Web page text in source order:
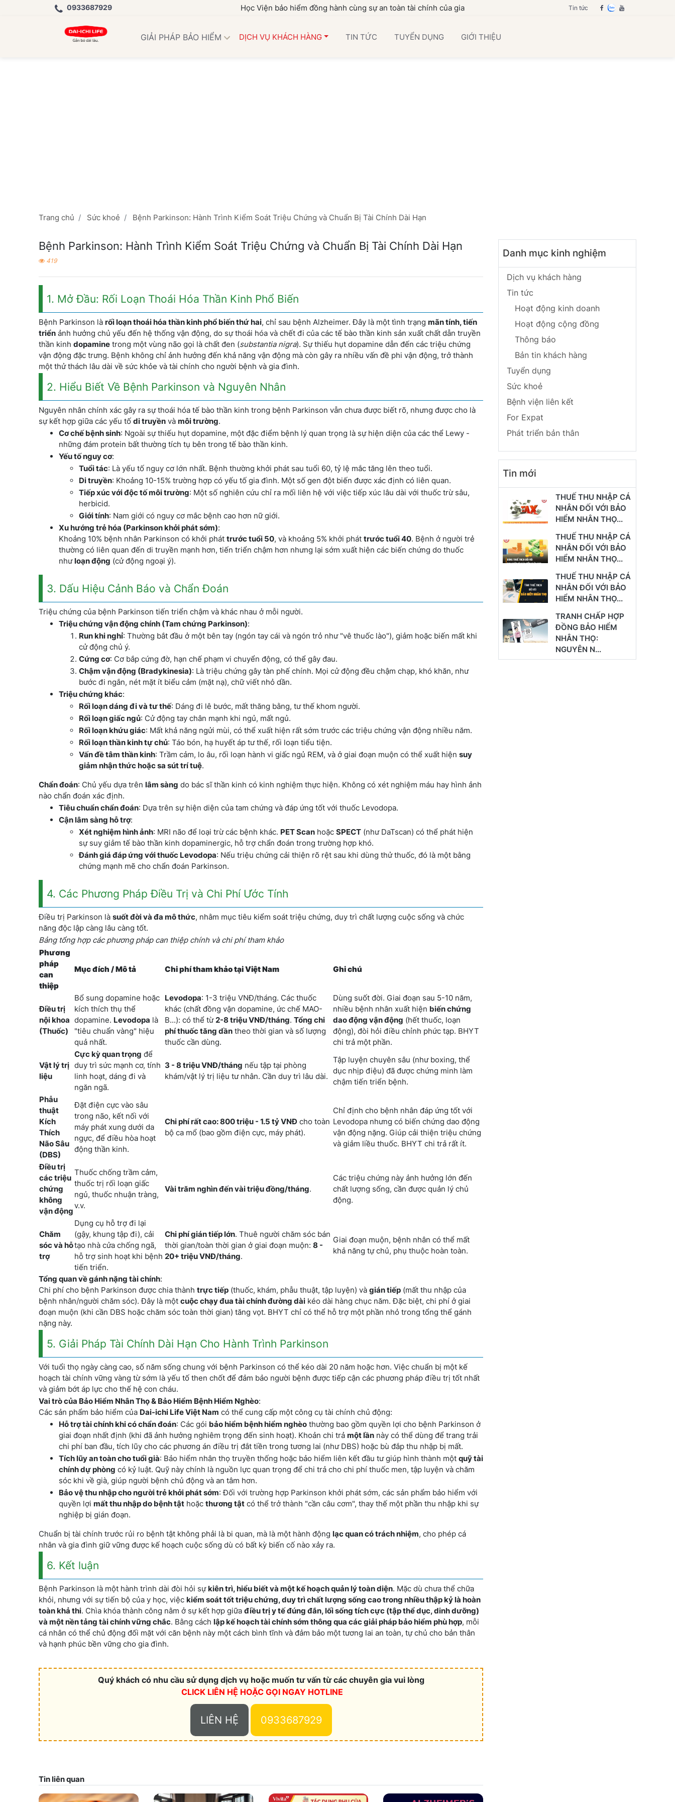
0933687929 Học Viện bảo hiểm đồng hành cùng sự an toàn tài chính của gia đình bạn Tin tức
GIẢI PHÁP BẢO HIỂM DỊCH VỤ KHÁCH HÀNG TIN TỨC TUYỂN DỤNG GIỚI THIỆU
Trang chủ Sức khoẻ Bệnh Parkinson: Hành Trình Kiểm Soát Triệu Chứng và Chuẩn Bị Tài Chính Dài Hạn
Bệnh Parkinson: Hành Trình Kiểm Soát Triệu Chứng và Chuẩn Bị Tài Chính Dài Hạn
419
1. Mở Đầu: Rối Loạn Thoái Hóa Thần Kinh Phổ Biến
Bệnh Parkinson là rối loạn thoái hóa thần kinh phổ biến thứ hai, chỉ sau bệnh Alzheimer. Đây là một tình trạng mãn tính, tiến
triển ảnh hưởng chủ yếu đến hệ thống vận động, do sự thoái hóa và chết đi của các tế bào thần kinh sản xuất chất dẫn truyền
thần kinh dopamine trong một vùng não gọi là chất đen (substantia nigra). Sự thiếu hụt dopamine dẫn đến các triệu chứng
vận động đặc trưng. Bệnh không chỉ ảnh hưởng đến khả năng vận động mà còn gây ra nhiều vấn đề phi vận động, trở thành
một thử thách lâu dài về sức khỏe và tài chính cho người bệnh và gia đình.
2. Hiểu Biết Về Bệnh Parkinson và Nguyên Nhân
Nguyên nhân chính xác gây ra sự thoái hóa tế bào thần kinh trong bệnh Parkinson vẫn chưa được biết rõ, nhưng được cho là
sự kết hợp giữa các yếu tố di truyền và môi trường.
Cơ chế bệnh sinh: Ngoài sự thiếu hụt dopamine, một đặc điểm bệnh lý quan trọng là sự hiện diện của các thể Lewy -
những đám protein bất thường tích tụ bên trong tế bào thần kinh.
Yếu tố nguy cơ:
Tuổi tác: Là yếu tố nguy cơ lớn nhất. Bệnh thường khởi phát sau tuổi 60, tỷ lệ mắc tăng lên theo tuổi.
Di truyền: Khoảng 10-15% trường hợp có yếu tố gia đình. Một số gen đột biến được xác định có liên quan.
Tiếp xúc với độc tố môi trường: Một số nghiên cứu chỉ ra mối liên hệ với việc tiếp xúc lâu dài với thuốc trừ sâu,
herbicid.
Giới tính: Nam giới có nguy cơ mắc bệnh cao hơn nữ giới.
Xu hướng trẻ hóa (Parkinson khởi phát sớm):
Khoảng 10% bệnh nhân Parkinson có khởi phát trước tuổi 50, và khoảng 5% khởi phát trước tuổi 40. Bệnh ở người trẻ
thường có liên quan đến di truyền mạnh hơn, tiến triển chậm hơn nhưng lại sớm xuất hiện các biến chứng do thuốc
như loạn động (cử động ngoại ý).
3. Dấu Hiệu Cảnh Báo và Chẩn Đoán
Triệu chứng của bệnh Parkinson tiến triển chậm và khác nhau ở mỗi người.
Triệu chứng vận động chính (Tam chứng Parkinson):
Run khi nghỉ: Thường bắt đầu ở một bên tay (ngón tay cái và ngón trỏ như "vê thuốc lào"), giảm hoặc biến mất khi
cử động chủ ý.
Cứng cơ: Cơ bắp cứng đờ, hạn chế phạm vi chuyển động, có thể gây đau.
Chậm vận động (Bradykinesia): Là triệu chứng gây tàn phế chính. Mọi cử động đều chậm chạp, khó khăn, như
bước đi ngắn, nét mặt ít biểu cảm (mặt nạ), chữ viết nhỏ dần.
Triệu chứng khác:
Rối loạn dáng đi và tư thế: Dáng đi lê bước, mất thăng bằng, tư thế khom người.
Rối loạn giấc ngủ: Cử động tay chân mạnh khi ngủ, mất ngủ.
Rối loạn khứu giác: Mất khả năng ngửi mùi, có thể xuất hiện rất sớm trước các triệu chứng vận động nhiều năm.
Rối loạn thần kinh tự chủ: Táo bón, hạ huyết áp tư thế, rối loạn tiểu tiện.
Vấn đề tâm thần kinh: Trầm cảm, lo âu, rối loạn hành vi giấc ngủ REM, và ở giai đoạn muộn có thể xuất hiện suy
giảm nhận thức hoặc sa sút trí tuệ.
Chẩn đoán: Chủ yếu dựa trên lâm sàng do bác sĩ thần kinh có kinh nghiệm thực hiện. Không có xét nghiệm máu hay hình ảnh
nào chẩn đoán xác định.
Tiêu chuẩn chẩn đoán: Dựa trên sự hiện diện của tam chứng và đáp ứng tốt với thuốc Levodopa.
Cận lâm sàng hỗ trợ:
Xét nghiệm hình ảnh: MRI não để loại trừ các bệnh khác. PET Scan hoặc SPECT (như DaTscan) có thể phát hiện
sự suy giảm tế bào thần kinh dopaminergic, hỗ trợ chẩn đoán trong trường hợp khó.
Đánh giá đáp ứng với thuốc Levodopa: Nếu triệu chứng cải thiện rõ rệt sau khi dùng thử thuốc, đó là một bằng
chứng mạnh mẽ cho chẩn đoán Parkinson.
4. Các Phương Pháp Điều Trị và Chi Phí Ước Tính
Điều trị Parkinson là suốt đời và đa mô thức, nhằm mục tiêu kiểm soát triệu chứng, duy trì chất lượng cuộc sống và chức
năng độc lập càng lâu càng tốt.
Bảng tổng hợp các phương pháp can thiệp chính và chi phí tham khảo
Phương
pháp
can
thiệp
Mục đích / Mô tả Chi phí tham khảo tại Việt Nam Ghi chú
Điều trị
nội khoa
(Thuốc)
Bổ sung dopamine hoặc
kích thích thụ thể
dopamine. Levodopa là
"tiêu chuẩn vàng" hiệu
quả nhất.
Levodopa: 1-3 triệu VNĐ/tháng. Các thuốc
khác (chất đồng vận dopamine, ức chế MAO-
B...): có thể từ2-8 triệu VNĐ/tháng. Tổng chi
phí thuốc tăng dần theo thời gian và số lượng
thuốc cần dùng.
Dùng suốt đời. Giai đoạn sau 5-10 năm,
nhiều bệnh nhân xuất hiện biến chứng
dao động vận động (hết thuốc, loạn
động), đòi hỏi điều chỉnh phức tạp. BHYT
chi trả một phần.
Vật lý trị
liệu
Cực kỳ quan trọng để
duy trì sức mạnh cơ, tính
linh hoạt, dáng đi và
ngăn ngã.
3 - 8 triệu VNĐ/tháng nếu tập tại phòng
khám/vật lý trị liệu tư nhân. Cần duy trì lâu dài.
Tập luyện chuyên sâu (như boxing, thể
dục nhịp điệu) đã được chứng minh làm
chậm tiến triển bệnh.
Phẫu
thuật
Kích
Thích
Não Sâu
(DBS)
Đặt điện cực vào sâu
trong não, kết nối với
máy phát xung dưới da
ngực, để điều hòa hoạt
động thần kinh.
Chi phí rất cao: 800 triệu - 1.5 tỷ VNĐ cho toàn
bộ ca mổ (bao gồm điện cực, máy phát).
Chỉ định cho bệnh nhân đáp ứng tốt với
Levodopa nhưng có biến chứng dao động
vận động nặng. Giúp cải thiện triệu chứng
và giảm liều thuốc. BHYT chi trả rất ít.
Điều trị
các triệu
chứng
không
vận động
Thuốc chống trầm cảm,
thuốc trị rối loạn giấc
ngủ, thuốc nhuận tràng,
v.v.
Vài trăm nghìn đến vài triệu đồng/tháng.
Các triệu chứng này ảnh hưởng lớn đến
chất lượng sống, cần được quản lý chủ
động.
Chăm
sóc và hỗ
trợ
Dụng cụ hỗ trợ đi lại
(gậy, khung tập đi), cải
tạo nhà cửa chống ngã,
hỗ trợ sinh hoạt khi bệnh
tiến triển.
Chi phí gián tiếp lớn. Thuê người chăm sóc bán
thời gian/toàn thời gian ở giai đoạn muộn: 8 -
20+ triệu VNĐ/tháng.
Giai đoạn muộn, bệnh nhân có thể mất
khả năng tự chủ, phụ thuộc hoàn toàn.
Tổng quan về gánh nặng tài chính:
Chi phí cho bệnh Parkinson được chia thành trực tiếp (thuốc, khám, phẫu thuật, tập luyện) và gián tiếp (mất thu nhập của
bệnh nhân/người chăm sóc). Đây là một cuộc chạy đua tài chính đường dài kéo dài hàng chục năm. Đặc biệt, chi phí ở giai
đoạn muộn (khi cần DBS hoặc chăm sóc toàn thời gian) tăng vọt. BHYT chỉ có thể hỗ trợ một phần nhỏ trong tổng thể gánh
nặng này.
5. Giải Pháp Tài Chính Dài Hạn Cho Hành Trình Parkinson
Với tuổi thọ ngày càng cao, số năm sống chung với bệnh Parkinson có thể kéo dài 20 năm hoặc hơn. Việc chuẩn bị một kế
hoạch tài chính vững vàng từ sớm là yếu tố then chốt để đảm bảo người bệnh được tiếp cận các phương pháp điều trị tốt nhất
và giảm bớt áp lực cho thế hệ con cháu.
Vai trò của Bảo Hiểm Nhân Thọ & Bảo Hiểm Bệnh Hiểm Nghèo:
Các sản phẩm bảo hiểm của Dai-ichi Life Việt Nam có thể cung cấp một công cụ tài chính chủ động:
Hỗ trợ tài chính khi có chẩn đoán: Các gói bảo hiểm bệnh hiểm nghèo thường bao gồm quyền lợi cho bệnh Parkinson ở
giai đoạn nhất định (khi đã ảnh hưởng nghiêm trọng đến sinh hoạt). Khoản chi trả một lần này có thể dùng để trang trải
chi phí ban đầu, tích lũy cho các phương án điều trị đắt tiền trong tương lai (như DBS) hoặc bù đắp thu nhập bị mất.
Tích lũy an toàn cho tuổi già: Bảo hiểm nhân thọ truyền thống hoặc bảo hiểm liên kết đầu tư giúp hình thành một quỹ tài
chính dự phòng có kỷ luật. Quỹ này chính là nguồn lực quan trọng để chi trả cho chi phí thuốc men, tập luyện và chăm
sóc khi về già, giúp người bệnh chủ động và an tâm hơn.
Bảo vệ thu nhập cho người trẻ khởi phát sớm: Đối với trường hợp Parkinson khởi phát sớm, các sản phẩm bảo hiểm với
quyền lợi mất thu nhập do bệnh tật hoặc thương tật có thể trở thành "cần câu cơm", thay thế một phần thu nhập khi sự
nghiệp bị gián đoạn.
Chuẩn bị tài chính trước rủi ro bệnh tật không phải là bi quan, mà là một hành động lạc quan có trách nhiệm, cho phép cá
nhân và gia đình giữ vững được kế hoạch cuộc sống dù có bất kỳ biến cố nào xảy ra.
6. Kết luận
Bệnh Parkinson là một hành trình dài đòi hỏi sự kiên trì, hiểu biết và một kế hoạch quản lý toàn diện. Mặc dù chưa thể chữa
khỏi, nhưng với sự tiến bộ của y học, việc kiểm soát tốt triệu chứng, duy trì chất lượng sống cao trong nhiều thập kỷ là hoàn
toàn khả thi. Chìa khóa thành công nằm ở sự kết hợp giữa điều trị y tế đúng đắn, lối sống tích cực (tập thể dục, dinh dưỡng)
và một nền tảng tài chính vững chắc. Bằng cách lập kế hoạch tài chính sớm thông qua các giải pháp bảo hiểm phù hợp, mỗi
cá nhân có thể chủ động đối mặt với căn bệnh này một cách bình tĩnh và đảm bảo một tương lai an toàn, tự chủ cho bản thân
và hạnh phúc bền vững cho gia đình.
Quý khách có nhu cầu sử dụng dịch vụ hoặc muốn tư vấn từ các chuyên gia vui lòng
CLICK LIÊN HỆ HOẶC GỌI NGAY HOTLINE
LIÊN HỆ 0933687929
Tin liên quan
Danh mục kinh nghiệm
Dịch vụ khách hàng
Tin tức
Hoạt động kinh doanh
Hoạt động cộng đồng
Thông báo
Bản tin khách hàng
Tuyển dụng
Sức khoẻ
Bệnh viện liên kết
For Expat
Phát triển bản thân
Tin mới
THUẾ THU NHẬP CÁ
NHÂN ĐỐI VỚI BẢO
HIỂM NHÂN THỌ...
THUẾ THU NHẬP CÁ
NHÂN ĐỐI VỚI BẢO
HIỂM NHÂN THỌ...
THUẾ THU NHẬP CÁ
NHÂN ĐỐI VỚI BẢO
HIỂM NHÂN THỌ...
TRANH CHẤP HỢP
ĐỒNG BẢO HIỂM
NHÂN THỌ:
NGUYÊN N...